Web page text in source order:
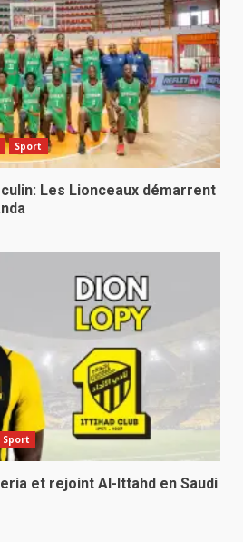
Sport
Les Lionceaux démarrent
Sport
et rejoint Al-Ittahd en Saudi